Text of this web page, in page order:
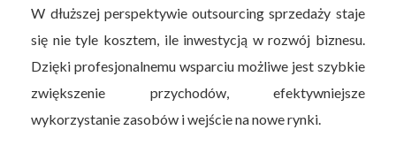
W dłuższej perspektywie outsourcing sprzedaży staje
się nie tyle kosztem, ile inwestycją w rozwój biznesu.
Dzięki profesjonalnemu wsparciu możliwe jest szybkie
zwiększenie przychodów, efektywniejsze
wykorzystanie zasobów i wejście na nowe rynki.